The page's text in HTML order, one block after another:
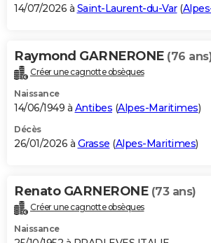
BONS PLANS
Carte de Noël
Carte Bonne année
Carte Saint-Valentin
Carte Pâques
Carte d'anniversaire
DICTIONNAIRE
Dictionnaire
Biographies
Citations
Expressions
Proverbes
PROGRAMME TV
S'inscrire
Se connecter
Lycées
Collèges
Primaires
Universités
Entreprises
Service militaire
Avis de recherche
AVIS DE DÉCÈS
Bricolage
Lifestyle
Culture
Sport
Auto
Television
Voyage
Cinema
14/07/2026 à Saint-Laurent-du-Var(
Raymond GARNERONE (76
Créer une cagnotte obsèques
Naissance
14/06/1949 à Antibes (Alpes-Maritimes)
Décès
26/01/2026 à Grasse (Alpes-Maritimes)
Renato GARNERONE (73 ans)
Créer une cagnotte obsèques
Naissance